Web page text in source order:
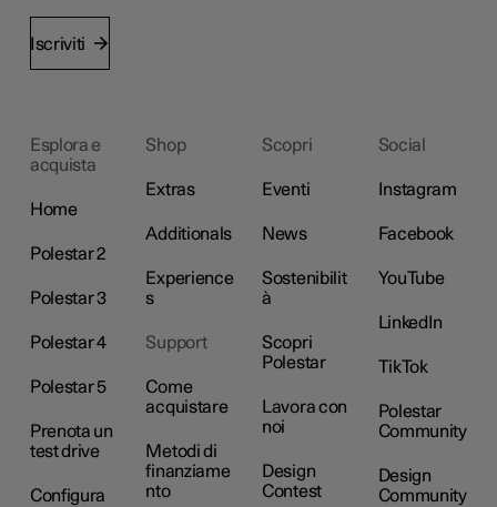
Iscriviti
Esplora e
acquista
Home
Polestar 2
Polestar 3
Polestar 4
Polestar 5
Prenota un
test drive
Configura
Shop
Extras
Additionals
Experience
s
Support
Come
acquistare
Metodi di
finanziame
nto
Scopri
Eventi
News
Sostenibilit
à
Scopri
Polestar
Lavora con
noi
Design
Contest
Social
Instagram
Facebook
YouTube
LinkedIn
TikTok
Polestar
Community
Design
Community